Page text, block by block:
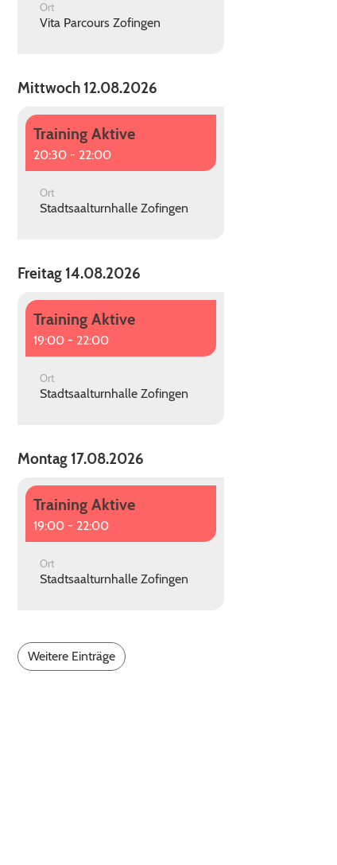
Ort
Vita Parcours Zofingen
Mittwoch 12.08.2026
Training Aktive
20:30 - 22:00
Ort
Stadtsaalturnhalle Zofingen
Freitag 14.08.2026
Training Aktive
19:00 - 22:00
Ort
Stadtsaalturnhalle Zofingen
Montag 17.08.2026
Training Aktive
19:00 - 22:00
Ort
Stadtsaalturnhalle Zofingen
Weitere Einträge